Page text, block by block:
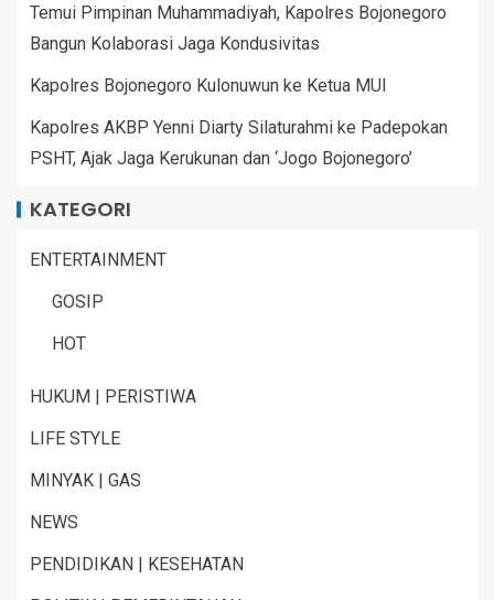
Temui Pimpinan Muhammadiyah, Kapolres Bojonegoro
Bangun Kolaborasi Jaga Kondusivitas
Kapolres Bojonegoro Kulonuwun ke Ketua MUI
Kapolres AKBP Yenni Diarty Silaturahmi ke Padepokan
PSHT, Ajak Jaga Kerukunan dan ‘Jogo Bojonegoro’
KATEGORI
ENTERTAINMENT
GOSIP
HOT
HUKUM | PERISTIWA
LIFE STYLE
MINYAK | GAS
NEWS
PENDIDIKAN | KESEHATAN